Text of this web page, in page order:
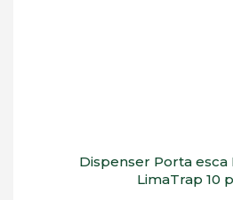
Dispenser Porta esca
LimaTrap 10